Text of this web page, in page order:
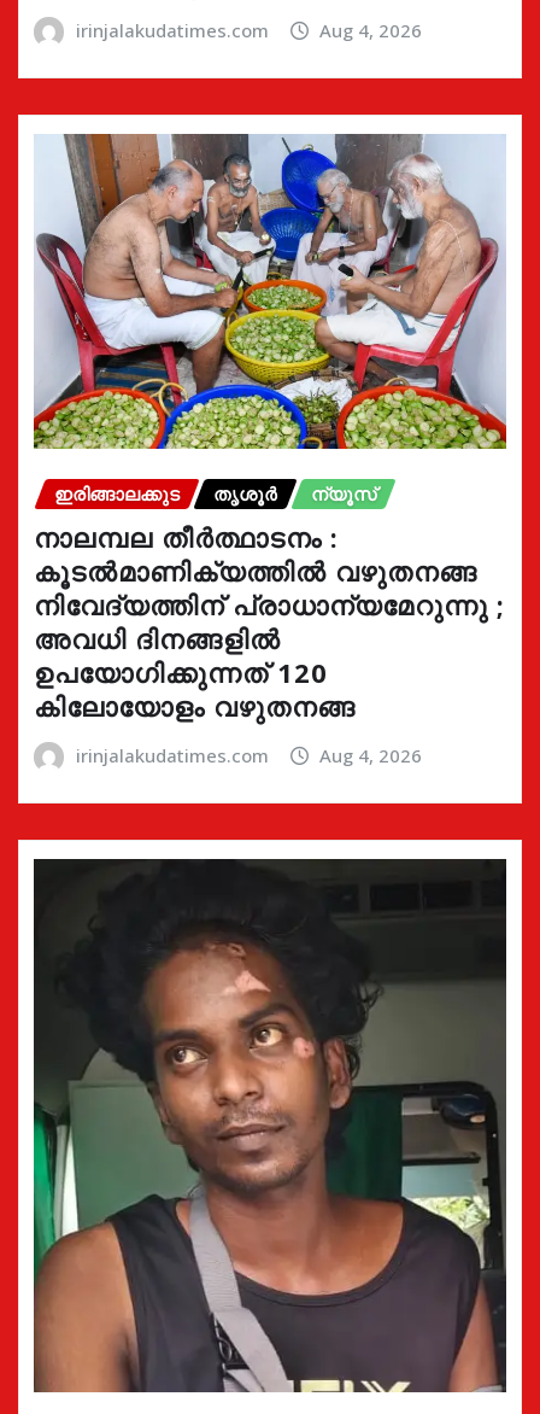
irinjalakudatimes.com Aug 4, 2026
ഇരിങ്ങാലക്കുട തൃശൂർ ന്യൂസ്
നാലമ്പല തീർത്ഥാടനം :
കൂടൽമാണിക്യത്തിൽ വഴുതനങ്ങ
നിവേദ്യത്തിന് പ്രാധാന്യമേറുന്നു ;
അവധി ദിനങ്ങളിൽ
ഉപയോഗിക്കുന്നത് 120
കിലോയോളം വഴുതനങ്ങ
irinjalakudatimes.com Aug 4, 2026